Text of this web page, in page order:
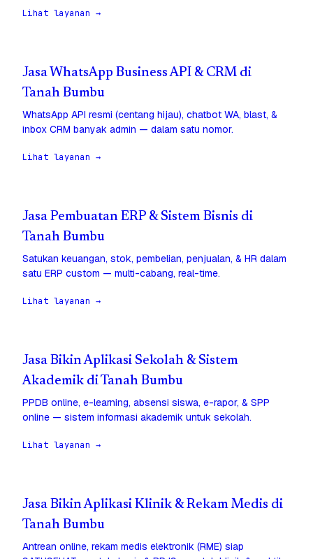
Lihat layanan →
Jasa WhatsApp Business API & CRM di
Tanah Bumbu
WhatsApp API resmi (centang hijau), chatbot WA, blast, &
inbox CRM banyak admin — dalam satu nomor.
Lihat layanan →
Jasa Pembuatan ERP & Sistem Bisnis di
Tanah Bumbu
Satukan keuangan, stok, pembelian, penjualan, & HR dalam
satu ERP custom — multi-cabang, real-time.
Lihat layanan →
Jasa Bikin Aplikasi Sekolah & Sistem
Akademik di Tanah Bumbu
PPDB online, e-learning, absensi siswa, e-rapor, & SPP
online — sistem informasi akademik untuk sekolah.
Lihat layanan →
Jasa Bikin Aplikasi Klinik & Rekam Medis di
Tanah Bumbu
Antrean online, rekam medis elektronik (RME) siap